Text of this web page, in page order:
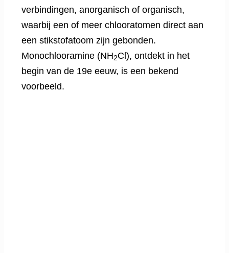
verbindingen, anorganisch of organisch,
waarbij een of meer chlooratomen direct aan
een stikstofatoom zijn gebonden.
Monochlooramine (NH2Cl), ontdekt in het
begin van de 19e eeuw, is een bekend
voorbeeld.